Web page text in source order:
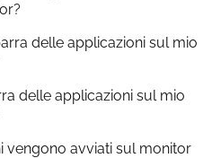
delle applicazioni sul mio
delle applicazioni sul mio
vengono avviati sul monitor